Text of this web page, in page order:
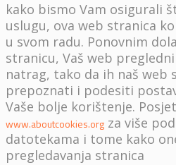
kako bismo Vam osigurali
uslugu, ova web stranica
u svom radu. Ponovnim
stranicu, Vaš web
natrag, tako da ih naš web
prepoznati i podesiti
Vaše bolje korištenje.
www.aboutcookies.org za više
datotekama i tome kako
pregledavanja stranica